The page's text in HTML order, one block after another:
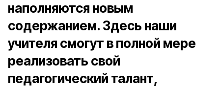
наполняются новым
содержанием. Здесь наши
учителя смогут в полной мере
реализовать свой
педагогический талант,